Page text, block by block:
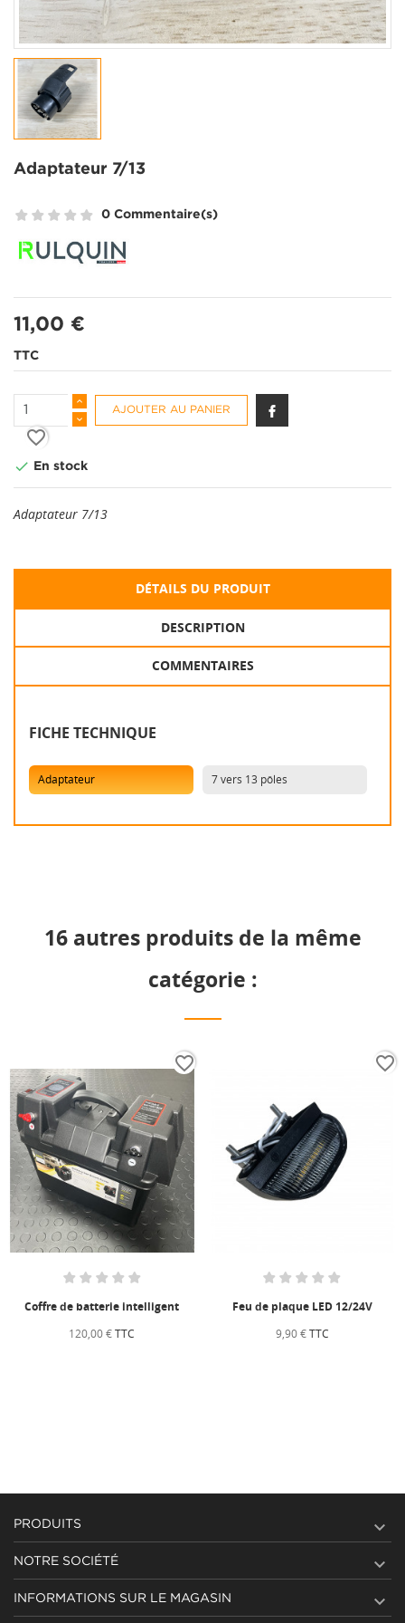
Adaptateur 7/13
0 Commentaire(s)
11,00 €
TTC
AJOUTER AU PANIER
favorite_border
 En stock
Adaptateur 7/13
DÉTAILS DU PRODUIT
DESCRIPTION
COMMENTAIRES
FICHE TECHNIQUE
Adaptateur 7 vers 13 pôles
16 autres produits de la même
catégorie :
Coffre de batterie intelligent
120,00 €TTC
favorite_border
Feu de plaque LED 12/24V
9,90 €TTC
favorite_border
PRODUITS 
NOTRE SOCIÉTÉ 
INFORMATIONS SUR LE MAGASIN 